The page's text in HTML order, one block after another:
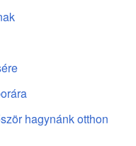
hagynánk otthon